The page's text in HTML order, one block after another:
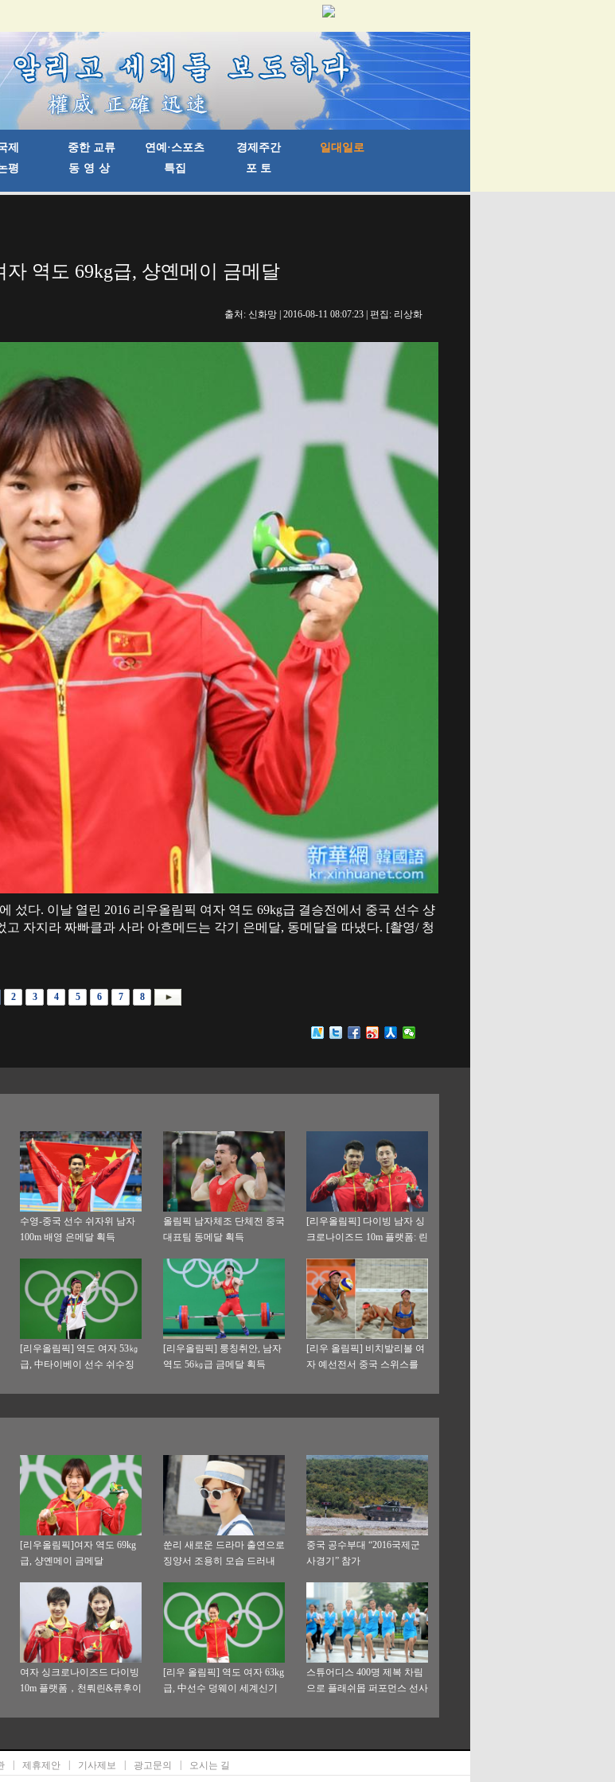
역도 69kg급, 샹옌메이 금메달
출처: 신화망 | 2016-08-11 08:07:23 | 편집: 리상화
섰다. 이날 열린 2016 리우올림픽 여자 역도 69kg급 결승전에서 중국 선수 샹
자지라 짜빠클과 사라 아흐메드는 각기 은메달, 동메달을 따냈다. [촬영/ 청
2 3 4 5 6 7 8
수영-중국 선수 쉬자위 남자
100m 배영 은메달 획득
올림픽 남자체조 단체전 중국
대표팀 동메달 획득
[리우올림픽] 다이빙 남자 싱
크로나이즈드 10m 플랫폼: 린
[리우올림픽] 역도 여자 53㎏
급, 中타이베이 선수 쉬수징
[리우올림픽] 룽칭취안, 남자
역도 56㎏급 금메달 획득
[리우 올림픽] 비치발리볼 여
자 예선전서 중국 스위스를
[리우올림픽]여자 역도 69kg
급, 샹옌메이 금메달
쑨리 새로운 드라마 출연으로
징양서 조용히 모습 드러내
중국 공수부대 “2016국제군
사경기” 참가
여자 싱크로나이즈드 다이빙
10m 플랫폼，천뤄린&류후이
[리우 올림픽] 역도 여자 63kg
급, 中선수 덩웨이 세계신기
스튜어디스 400명 제복 차림
으로 플래쉬몹 퍼포먼스 선사
제휴제안 기사제보 광고문의 오시는 길